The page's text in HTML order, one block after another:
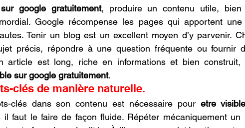
google gratuitement, produire un contenu utile, bien
Google récompense les pages qui apportent
Tenir un blog est un excellent moyen d’y parvenir.
précis, répondre à une question fréquente ou fournir
article est long, riche en informations et bien
sur google gratuitement.
clés de manière naturelle.
clés dans son contenu est nécessaire pour etre
il faut le faire de façon fluide. Répéter mécaniquement un